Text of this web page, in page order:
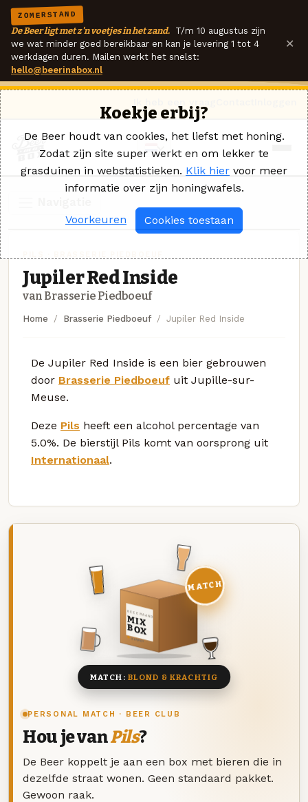
ZOMERSTAND
De Beer ligt met z'n voetjes in het zand. T/m 10 augustus zijn
we wat minder goed bereikbaar en kan je levering 1 tot 4
werkdagen duren. Mailen werkt het snelst:
hello@beerinabox.nl
×
Jupiler Red Inside
van Brasserie Piedboeuf
Home Brasserie Piedboeuf Jupiler Red Inside
De Jupiler Red Inside is een bier gebrouwen
door Brasserie Piedboeuf uit Jupille-sur-
Meuse.
Deze Pils heeft een alcohol percentage van
5.0%. De bierstijl Pils komt van oorsprong uit
Internationaal.
PERSONAL MATCH · BEER CLUB
Hou je vanPils?
De Beer koppelt je aan een box met bieren die in
dezelfde straat wonen. Geen standaard pakket.
Gewoon raak.
DEZE MAAND
MIX
BOX
8 BIEREN
MATCH
MATCH: BLOND & KRACHTIG
Koekje erbij?
De Beer houdt van cookies, het liefst met honing.
Zodat zijn site super werkt en om lekker te
grasduinen in webstatistieken. Klik hier voor meer
informatie over zijn honingwafels.
Voorkeuren Cookies toestaan